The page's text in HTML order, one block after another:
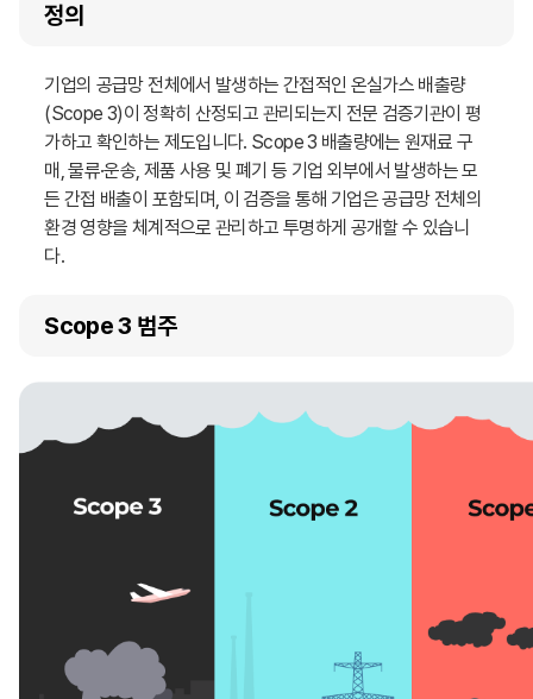
정의
기업의 공급망 전체에서 발생하는 간접적인 온실가스 배출량
(Scope 3)이 정확히 산정되고 관리되는지 전문 검증기관이 평
가하고 확인하는 제도입니다. Scope 3 배출량에는 원재료 구
매, 물류·운송, 제품 사용 및 폐기 등 기업 외부에서 발생하는 모
든 간접 배출이 포함되며, 이 검증을 통해 기업은 공급망 전체의
환경 영향을 체계적으로 관리하고 투명하게 공개할 수 있습니
다.
Scope 3 범주